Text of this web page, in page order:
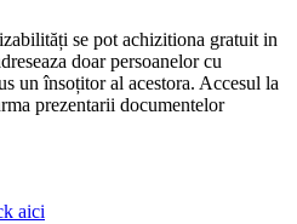
se pot achizitiona gratuit in
doar persoanelor cu
un însoțitor al acestora. Accesul la
prezentarii documentelor
aici